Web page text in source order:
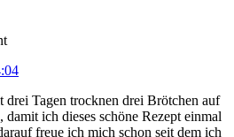
drei Tagen trocknen drei Brötchen auf
damit ich dieses schöne Rezept einmal
freue ich mich schon seit dem ich